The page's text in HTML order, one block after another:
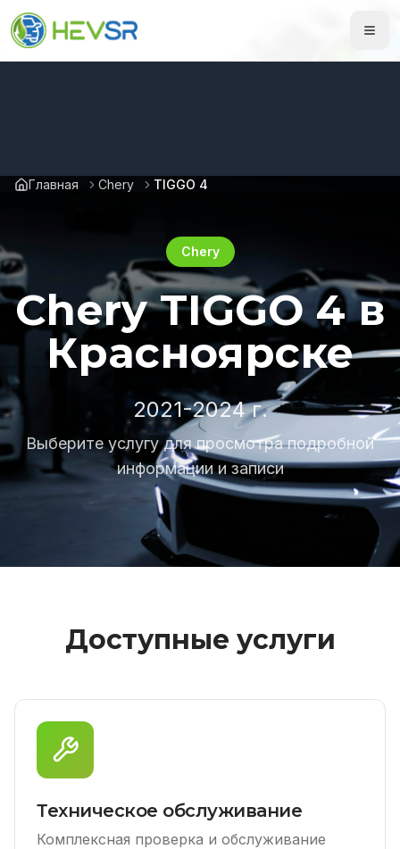
Главная Chery TIGGO 4
Chery
Chery TIGGO 4 в
Красноярске
2021-2024 г.
Выберите услугу для просмотра подробной
информации и записи
Доступные услуги
Техническое обслуживание
Комплексная проверка и обслуживание